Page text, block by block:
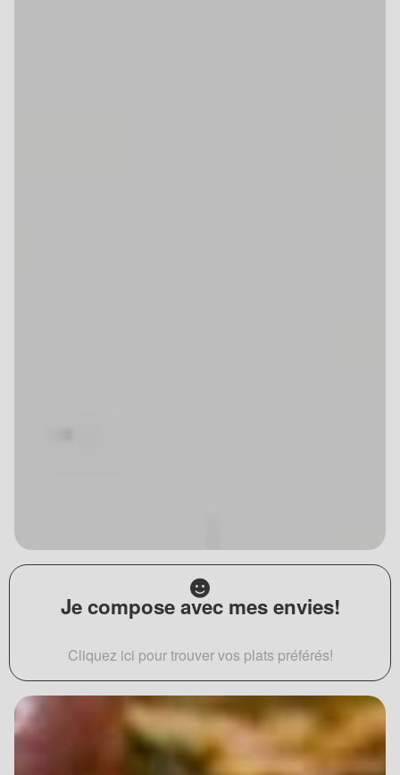
Je compose avec mes envies!
Cliquez ici pour trouver vos plats préférés!